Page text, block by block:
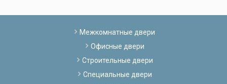
Межкомнатные двери
Офисные двери
Строительные двери
Специальные двери